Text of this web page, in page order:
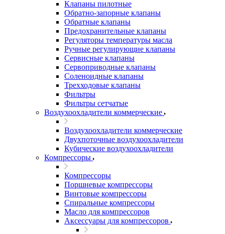
Клапаны пилотные
Обратно-запорные клапаны
Обратные клапаны
Предохранительные клапаны
Регуляторы температуры масла
Ручные регулирующие клапаны
Сервисные клапаны
Сервоприводные клапаны
Соленоидные клапаны
Трехходовые клапаны
Фильтры
Фильтры сетчатые
Воздухоохладители коммерческие
Воздухоохладители коммерческие
Двухпоточные воздухоохладители
Кубические воздухоохладители
Компрессоры
Компрессоры
Поршневые компрессоры
Винтовые компрессоры
Спиральные компрессоры
Масло для компрессоров
Аксессуары для компрессоров